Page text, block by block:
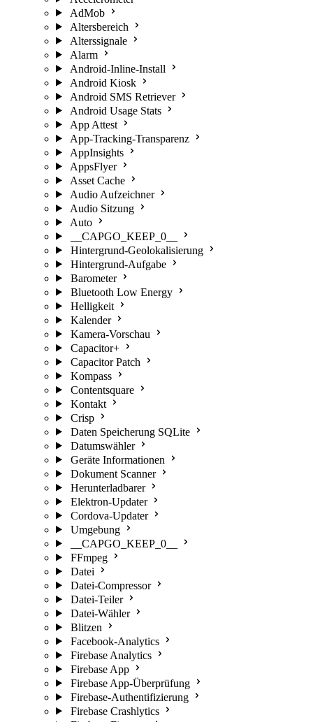
AdMob
Altersbereich
Alterssignale
Alarm
Android-Inline-Install
Android Kiosk
Android SMS Retriever
Android Usage Stats
App Attest
App-Tracking-Transparenz
AppInsights
AppsFlyer
Asset Cache
Audio Aufzeichner
Audio Sitzung
Auto
__CAPGO_KEEP_0__
Hintergrund-Geolokalisierung
Hintergrund-Aufgabe
Barometer
Bluetooth Low Energy
Helligkeit
Kalender
Kamera-Vorschau
Capacitor+
Capacitor Patch
Kompass
Contentsquare
Kontakt
Crisp
Daten Speicherung SQLite
Datumswähler
Geräte Informationen
Dokument Scanner
Herunterladbarer
Elektron-Updater
Cordova-Updater
Umgebung
__CAPGO_KEEP_0__
FFmpeg
Datei
Datei-Compressor
Datei-Teiler
Datei-Wähler
Blitzen
Facebook-Analytics
Firebase Analytics
Firebase App
Firebase App-Überprüfung
Firebase-Authentifizierung
Firebase Crashlytics